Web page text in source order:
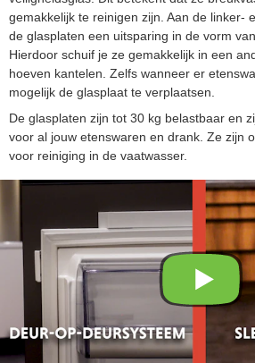
gemakkelijk te reinigen zijn. Aan de linker-
de glasplaten een uitsparing in de vorm
Hierdoor schuif je ze gemakkelijk in een
hoeven kantelen. Zelfs wanneer er
mogelijk de glasplaat te verplaatsen.
De glasplaten zijn tot 30 kg belastbaar en
voor al jouw etenswaren en drank. Ze zijn
voor reiniging in de vaatwasser.